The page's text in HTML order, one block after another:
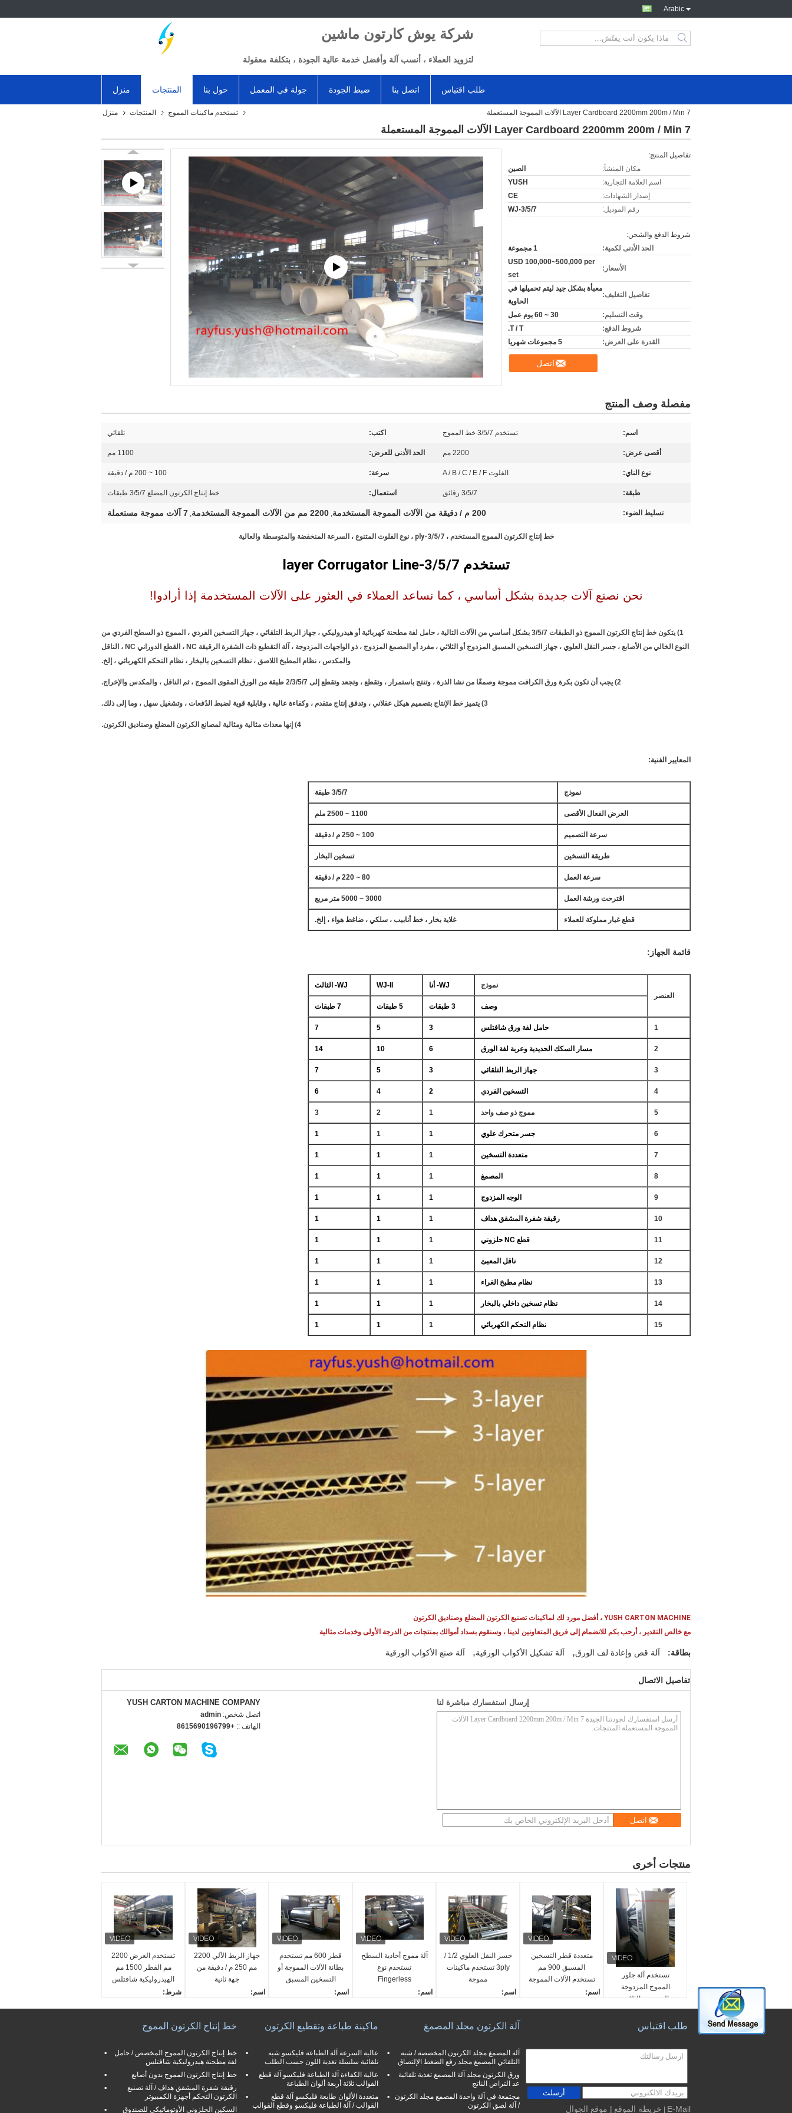
Arabic
شركة يوش كارتون ماشين
لتزويد العملاء ، أنسب آلة وأفضل خدمة عالية الجودة ، بتكلفة معقولة
منزل المنتجات حول بنا جولة في المعمل ضبط الجودة اتصل بنا طلب اقتباس
منزل المنتجات تستخدم ماكينات المموج 7 Layer Cardboard 2200mm 200m / Min الآلات المموجة المستعملة
7 Layer Cardboard 2200mm 200m / Min الآلات المموجة المستعملة
تفاصيل المنتج:
مكان المنشأ:
الصين
اسم العلامة التجارية:
YUSH
إصدار الشهادات:
CE
رقم الموديل:
WJ-3/5/7
شروط الدفع والشحن:
الحد الأدنى لكمية:
1 مجموعة
الأسعار:
USD 100,000~500,000 per
set
تفاصيل التغليف:
معبأة بشكل جيد ليتم تحميلها في
الحاوية
وقت التسليم:
30 ~ 60 يوم عمل
شروط الدفع:
T / T.
القدرة على العرض:
5 مجموعات شهريا
اتصل
مفصلة وصف المنتج
اسم: تستخدم 3/5/7 خط المموج اكتب: تلقائي
أقصى عرض: 2200 مم الحد الأدنى للعرض: 1100 مم
نوع الناي: الفلوت A / B / C / E / F سرعة: 100 ~ 200 م / دقيقة
طبقة: 3/5/7 رقائق استعمال: خط إنتاج الكرتون المضلع 3/5/7 طبقات
تسليط الضوء: 200 م / دقيقة من الآلات المموجة المستخدمة , 2200 مم من الآلات المموجة المستخدمة , 7 آلات مموجة مستعملة
خط إنتاج الكرتون المموج المستخدم ، 3/5/7-ply ، نوع الفلوت المتنوع ، السرعة المنخفضة والمتوسطة والعالية
تستخدم 3/5/7-layer Corrugator Line
نحن نصنع آلات جديدة بشكل أساسي ، كما نساعد العملاء في العثور على الآلات المستخدمة إذا أرادوا!
1) يتكون خط إنتاج الكرتون المموج ذو الطبقات 3/5/7 بشكل أساسي من الآلات التالية ، حامل لفة مطحنة كهربائية أو هيدروليكي ، جهاز الربط التلقائي ، جهاز التسخين الفردي ، المموج ذو السطح الفردي من
النوع الخالي من الأصابع ، جسر النقل العلوي ، جهاز التسخين المسبق المزدوج أو الثلاثي ، مفرد أو المصمغ المزدوج ، ذو الواجهات المزدوجة ، آلة التقطيع ذات الشفرة الرقيقة NC ، القطع الدوراني NC ، الناقل
والمكدس ، نظام المطبخ اللاصق ، نظام التسخين بالبخار ، نظام التحكم الكهربائي ، إلخ.
2) يجب أن تكون بكرة ورق الكرافت مموجة وصمغًا من نشا الذرة ، وتنتج باستمرار ، وتقطع ، وتجعد وتقطع إلى 2/3/5/7 طبقة من الورق المقوى المموج ، ثم الناقل ، والمكدس والإخراج.
3) يتميز خط الإنتاج بتصميم هيكل عقلاني ، وتدفق إنتاج متقدم ، وكفاءة عالية ، وقابلية قوية لضبط الدُفعات ، وتشغيل سهل ، وما إلى ذلك.
4) إنها معدات مثالية ومثالية لمصانع الكرتون المضلع وصناديق الكرتون.
المعايير الفنية:
نموذج 3/5/7 طبقة
العرض الفعال الأقصى 1100 ~ 2500 ملم
سرعة التصميم 100 ~ 250 م / دقيقة
طريقة التسخين تسخين البخار
سرعة العمل 80 ~ 220 م / دقيقة
اقترحت ورشة العمل 3000 ~ 5000 متر مربع
قطع غيار مملوكة للعملاء غلاية بخار ، خط أنابيب ، سلكي ، ضاغط هواء ، إلخ.
قائمة الجهاز:
العنصر
نموذج WJ- أنا WJ-II WJ- الثالث
وصف 3 طبقات 5 طبقات 7 طبقات
1 حامل لفة ورق شافتلس 3
5
7
2 مسار السكك الحديدية وعربة لفة الورق 6
10
14
3 جهاز الربط التلقائي 3
5
7
4 التسخين الفردي 2
4
6
5 مموج ذو صف واحد 1
2
3
6 جسر متحرك علوي 1
1
1
7 متعددة التسخين 1
1
1
8 المصمغ 1
1
1
9 الوجه المزدوج 1
1
1
10 رقيقة شفرة المشقق هداف 1
1
1
11 قطع NC حلزوني 1
1
1
12 ناقل المعبئ 1
1
1
13 نظام مطبخ الغراء 1
1
1
14 نظام تسخين داخلي بالبخار 1
1
1
15 نظام التحكم الكهربائي 1
1
1
YUSH CARTON MACHINE ، أفضل مورد لك لماكينات تصنيع الكرتون المضلع وصناديق الكرتون
مع خالص التقدير ، أرحب بكم للانضمام إلى فريق المتعاونين لدينا ، وسنقوم بسداد أموالك بمنتجات من الدرجة الأولى وخدمات مثالية.
بطاقة: آلة قص وإعادة لف الورق, آلة تشكيل الأكواب الورقية, آلة صنع الأكواب الورقية
تفاصيل الاتصال
YUSH CARTON MACHINE COMPANY
اتصل شخص: admin
الهاتف :: +8615690196799
إرسال استفسارك مباشرة لنا
اتصل
منتجات أخرى
تستخدم العرض 2200
مم القطر 1500 مم
الهيدروليكية شافتلس
مطحنة لفة الوقوفشرط:
اكتب:
أقصى عرض:
2200 مم
الحد الأدنى للعرض:
1100 مم
جهاز الربط الآلي 2200
مم 250 م / دقيقة من
جهة ثانية
اسم:
الحد الأدنى للعرض:
1100 مم
قطر 600 مم تستخدم
بطانة الآلات المموجة أو
التسخين المسبق
اسم:
تلقائي
2200 مم
الحد الأدنى للعرض:
1100 مم
آلة مموج أحادية السطح
تستخدم نوع
Fingerless
اسم:
اكتب:
أقصى عرض:
2200 مم
الحد الأدنى للعرض:
جسر النقل العلوي 1/2 /
3ply تستخدم ماكينات
مموجة
اسم:
تلقائي
2200 مم
الحد الأدنى للعرض:
1100 مم
متعددة قطر التسخين
المسبق 900 مم
تستخدم الآلات المموجة
اسم:
أقصى عرض:
1100 مم
تستخدم آلة جلور
المموج المزدوجة
المزدوجة الثلاثية
تستخدم آلة جلور متعددة
تلقائي
أقصى عرض:
الحد الأدنى للعرض:
1100 مم
خط إنتاج الكرتون المموج
خط إنتاج الكرتون المموج المخصص / حامل
لفة مطحنة هيدروليكية شافتلس
خط إنتاج الكرتون المموج بدون أصابع
رقيقة شفرة المشقق هداف / آلة تصنيع
الكرتون التحكم أجهزة الكمبيوتر
السكين الحلزوني الأوتوماتيكي للصندوق
ماكينة طباعة وتقطيع الكرتون
عالية السرعة آلة الطباعة فليكسو شبه
تلقائية سلسلة تغذية اللون حسب الطلب
عالية الكفاءة آلة الطباعة فليكسو آلة قطع
القوالب ثلاثة أربعة ألوان الطباعة
متعددة الألوان طابعة فليكسو آلة قطع
القوالب / آلة الطباعة فليكسو وقطع القوالب
آلة الكرتون مجلد المصمغ
آلة المصمغ مجلد الكرتون المخصصة / شبه
التلقائي المصمغ مجلد رفع الضغط الإلتصاق
ورق الكرتون مجلد آلة المصمغ تغذية تلقائية
عد التراص الناتج
مجتمعة في آلة واحدة المصمغ مجلد الكرتون
/ آلة لصق الكرتون
طلب اقتباس
أرسلت
E-Mail خريطة الموقع | موقع الجوال